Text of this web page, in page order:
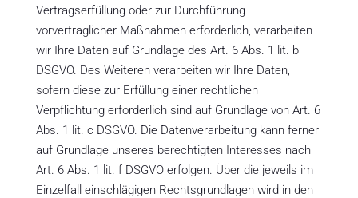
Vertragserfüllung oder zur Durchführung
vorvertraglicher Maßnahmen erforderlich, verarbeiten
wir Ihre Daten auf Grundlage des Art. 6 Abs. 1 lit. b
DSGVO. Des Weiteren verarbeiten wir Ihre Daten,
sofern diese zur Erfüllung einer rechtlichen
Verpflichtung erforderlich sind auf Grundlage von Art. 6
Abs. 1 lit. c DSGVO. Die Datenverarbeitung kann ferner
auf Grundlage unseres berechtigten Interesses nach
Art. 6 Abs. 1 lit. f DSGVO erfolgen. Über die jeweils im
Einzelfall einschlägigen Rechtsgrundlagen wird in den